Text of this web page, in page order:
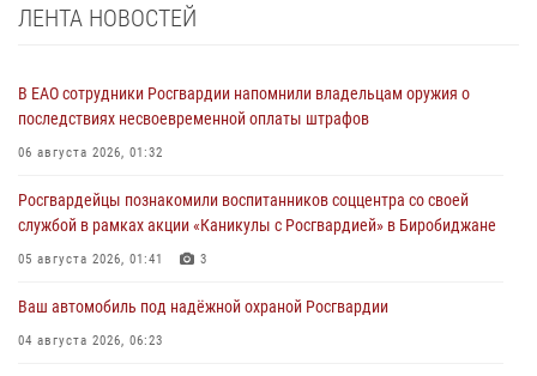
ЛЕНТА НОВОСТЕЙ
В ЕАО сотрудники Росгвардии напомнили владельцам оружия о
последствиях несвоевременной оплаты штрафов
06 августа 2026, 01:32
Росгвардейцы познакомили воспитанников соццентра со своей
службой в рамках акции «Каникулы с Росгвардией» в Биробиджане
05 августа 2026, 01:41 3
Ваш автомобиль под надёжной охраной Росгвардии
04 августа 2026, 06:23